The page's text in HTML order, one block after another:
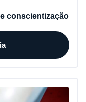
conscientização